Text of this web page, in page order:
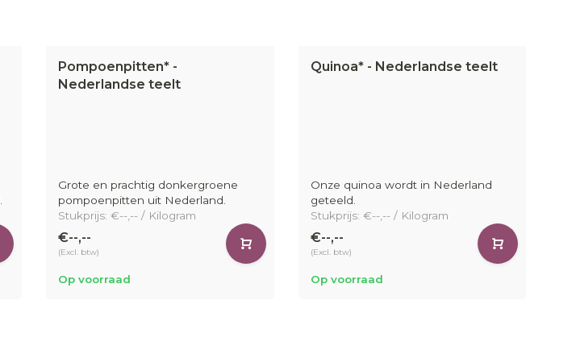
Pompoenpitten* -
Nederlandse teelt
Grote en prachtig donkergroene
pompoenpitten uit Nederland.
Stukprijs: €--,-- / Kilogram
€--,--
(Excl. btw)
Op voorraad
Quinoa* - Nederlandse teelt
Onze quinoa wordt in Nederland
geteeld.
Stukprijs: €--,-- / Kilogram
€--,--
(Excl. btw)
Op voorraad